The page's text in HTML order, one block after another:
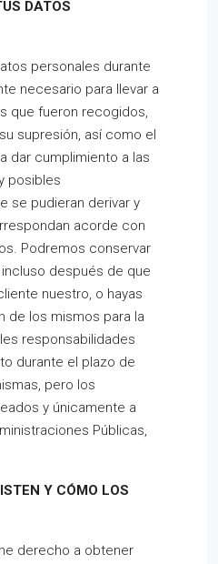
DATOS
personales durante
necesario para llevar a
que fueron recogidos,
supresión, así como el
dar cumplimiento a las
posibles
se pudieran derivar y
acorde con
Podremos conservar
después de que
nuestro, o hayas
de los mismos para la
responsabilidades
durante el plazo de
pero los
y únicamente a
Públicas,
Y CÓMO LOS
derecho a obtener